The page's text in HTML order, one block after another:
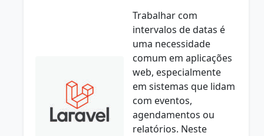
Trabalhar com
intervalos de datas é
uma necessidade
comum em aplicações
web, especialmente
em sistemas que lidam
com eventos,
agendamentos ou
relatórios. Neste